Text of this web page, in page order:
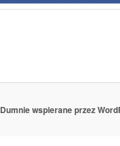
Dumnie wspierane przez